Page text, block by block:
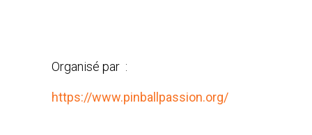
Organisé par :
https://www.pinballpassion.org/